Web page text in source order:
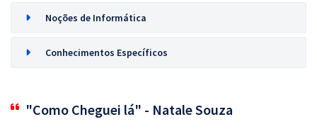
Noções de Informática
Conhecimentos Específicos
"Como Cheguei lá" - Natale Souza